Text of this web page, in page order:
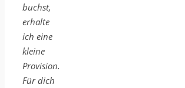
buchst,
erhalte
ich eine
kleine
Provision.
Für dich